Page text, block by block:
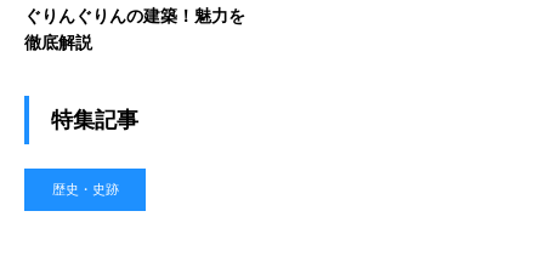
ぐりんぐりんの建築！魅力を
徹底解説
特集記事
歴史・史跡